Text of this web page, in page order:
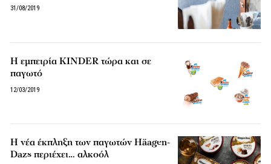
31/08/2019
Η εμπειρία KINDER τώρα και σε
παγωτό
12/03/2019
Η νέα έκπληξη των παγωτών Häagen-
Dazs περιέχει… αλκοόλ